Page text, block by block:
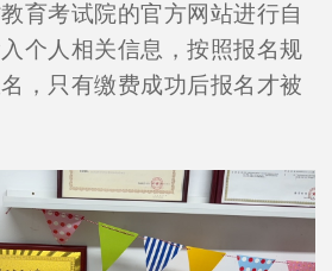
育考试院的官方网站进行自
个人相关信息，按照报名规
，只有缴费成功后报名才被